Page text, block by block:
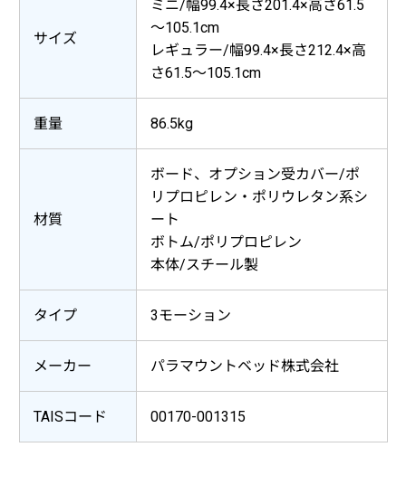
サイズ
ミニ/幅99.4×長さ201.4×高さ61.5
～105.1cm
レギュラー/幅99.4×長さ212.4×高
さ61.5～105.1cm
重量 86.5kg
材質
ボード、オプション受カバー/ポ
リプロピレン・ポリウレタン系シ
ート
ボトム/ポリプロピレン
本体/スチール製
タイプ 3モーション
メーカー パラマウントベッド株式会社
TAISコード 00170-001315